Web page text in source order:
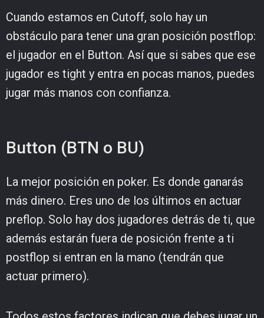
Cuando estamos en Cutoff, solo hay un
obstáculo para tener una gran posición postflop:
el jugador en el Button. Así que si sabes que ese
jugador es tight y entra en pocas manos, puedes
jugar más manos con confianza.
Button (BTN o BU)
La mejor posición en poker. Es donde ganarás
más dinero. Eres uno de los últimos en actuar
preflop. Solo hay dos jugadores detrás de ti, que
además estarán fuera de posición frente a ti
postflop si entran en la mano (tendrán que
actuar primero).